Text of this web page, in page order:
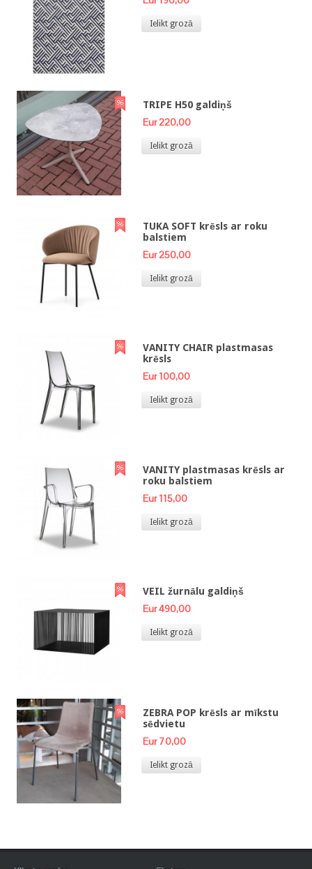
Ielikt grozā
TRIPE H50 galdiņš
Eur 220,00
Ielikt grozā
TUKA SOFT krēsls ar roku
balstiem
Eur 250,00
Ielikt grozā
VANITY CHAIR plastmasas
krēsls
Eur 100,00
Ielikt grozā
VANITY plastmasas krēsls ar
roku balstiem
Eur 115,00
Ielikt grozā
VEIL žurnālu galdiņš
Eur 490,00
Ielikt grozā
ZEBRA POP krēsls ar mīkstu
sēdvietu
Eur 70,00
Ielikt grozā